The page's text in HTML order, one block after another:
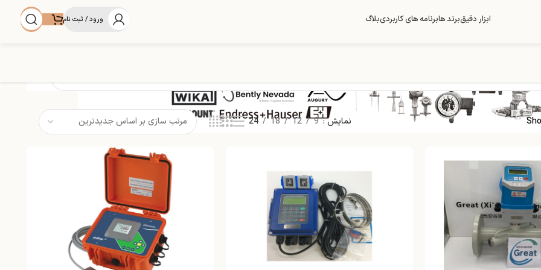
ابزار دقیقبرند هابرنامه های کاربردیبلاگ ورود / ثبت نام
نمایش 9
12
18
24